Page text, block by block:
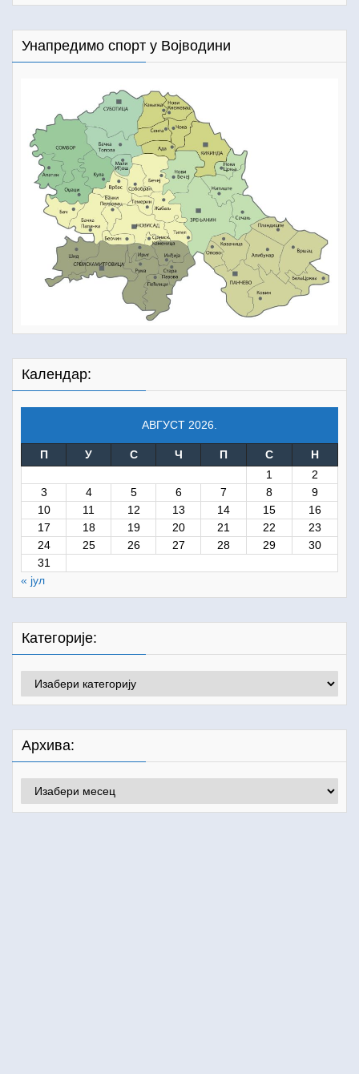
Унапредимо спорт у Војводини
Календар:
АВГУСТ 2026.
П У С Ч П С
Н
1
2
3
4 5 6 7 8
9
10
11 12 13 14 15
16
17
18 19 20 21 22
23
24
25 26 27 28 29
30
31
« јул
Категорије:
Категорије:
Архива:
Архива: